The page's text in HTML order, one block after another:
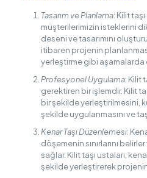
Tasarım ve Planlama: Kilit
müşterilerimizin isteklerini
deseni ve tasarımını
itibaren projenin
yerleştirme gibi aşamalarda
Profesyonel Uygulama: Kilit
gerektiren bir işlemdir. Kilit
bir şekilde yerleştirilmesini,
şekilde uygulanmasını ve
Kenar Taşı Düzenlemesi:
döşemenin sınırlarını
sağlar. Kilit taşı ustaları,
şekilde yerleştirerek